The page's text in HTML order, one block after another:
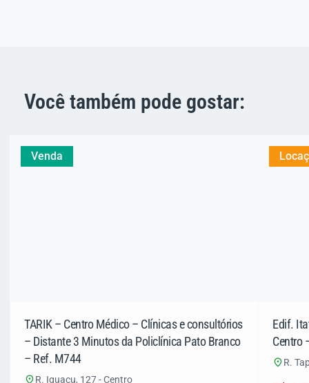
Você também pode gostar:
Venda
TARIK – Centro Médico – Clínicas e consultórios
– Distante 3 Minutos da Policlínica Pato Branco
– Ref. M744
R. Iguaçu, 127 - Centro
Edif.
Centro
R.